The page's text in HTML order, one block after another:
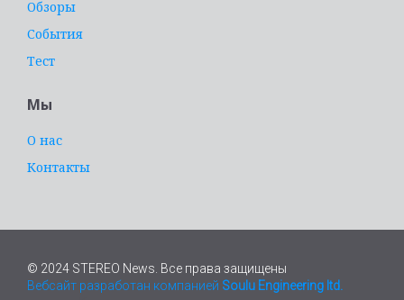
Обзоры
События
Тест
Мы
О нас
Контакты
© 2024 STEREO News. Все права защищены
Вебсайт разработан компанией Soulu Engineering ltd.